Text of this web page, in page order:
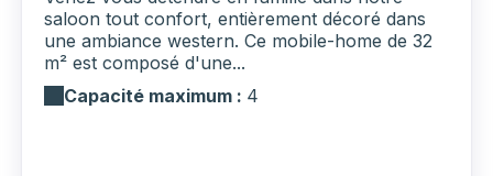
saloon tout confort, entièrement décoré dans
une ambiance western. Ce mobile-home de 32
m² est composé d'une...
Capacité maximum : 4